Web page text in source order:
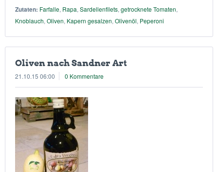
Zutaten: Farfalle, Rapa, Sardellenfilets, getrocknete Tomaten,
Knoblauch, Oliven, Kapern gesalzen, Olivenöl, Peperoni
Oliven nach Sandner Art
21.10.15 06:00 0 Kommentare